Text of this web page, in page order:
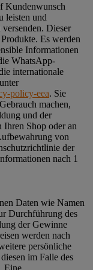
Kundenwunsch
leisten und
Dieser
Es werden
Informationen
WhatsApp-
internationale
policy-eea. Sie
machen,
und der
Ihren Shop oder an
von
der
nach 1
Daten wie Namen
Durchführung des
der Gewinne
werden nach
persönliche
im Falle des
Eine